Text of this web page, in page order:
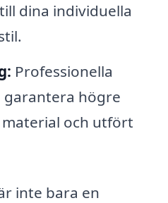
dina individuella
Professionella
högre
och utfört
inte bara en